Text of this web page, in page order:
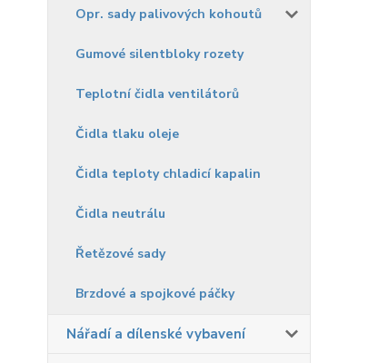
Opr. sady palivových kohoutů
Gumové silentbloky rozety
Teplotní čidla ventilátorů
Čidla tlaku oleje
Čidla teploty chladicí kapalin
Čidla neutrálu
Řetězové sady
Brzdové a spojkové páčky
Nářadí a dílenské vybavení